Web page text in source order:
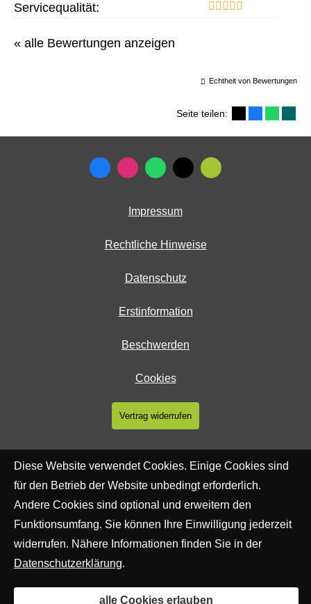
Servicequalität:
« alle Bewertungen anzeigen
Echtheit von Bewertungen
Seite teilen:
Impressum
Rechtliche Hinweise
Datenschutz
Erstinformation
Beschwerden
Cookies
Vertrag widerrufen
Diese Website verwendet Cookies. Einige Cookies sind
für den Betrieb der Website unbedingt erforderlich.
Andere Cookies sind optional und erweitern den
Funktionsumfang. Sie können Ihre Einwilligung jederzeit
widerrufen. Nähere Informationen finden Sie in der
Datenschutzerklärung.
alle Cookies erlauben